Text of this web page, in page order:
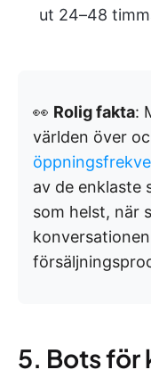
ut 24–48
👀 Rolig fakta:
världen över
av de enklaste
som helst, när
5. Bots för